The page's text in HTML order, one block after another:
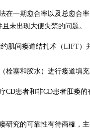
在一期愈合率以及总愈合
未出现大便失禁的问题。
肌间瘘道结扎术（LIFT）
栓塞和胶水）进行瘘道填充
CD患者和非CD患者肛瘘的
研究的可靠性有待商榷，